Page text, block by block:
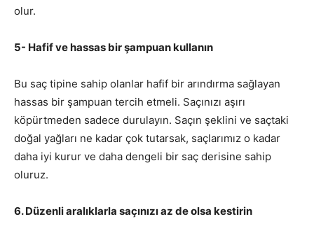
olur.
5- Hafif ve hassas bir şampuan kullanın
Bu saç tipine sahip olanlar hafif bir arındırma sağlayan
hassas bir şampuan tercih etmeli. Saçınızı aşırı
köpürtmeden sadece durulayın. Saçın şeklini ve saçtaki
doğal yağları ne kadar çok tutarsak, saçlarımız o kadar
daha iyi kurur ve daha dengeli bir saç derisine sahip
oluruz.
6. Düzenli aralıklarla saçınızı az de olsa kestirin